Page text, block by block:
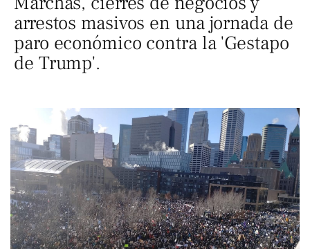
arrestos masivos en una jornada de
paro económico contra la 'Gestapo
de Trump'.